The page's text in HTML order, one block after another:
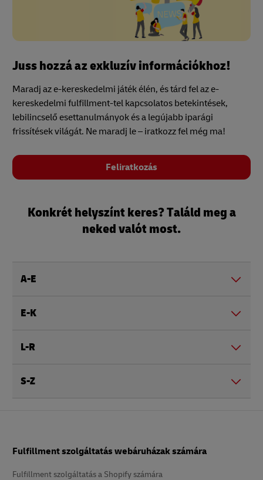
Juss hozzá az exkluzív információkhoz!
Maradj az e-kereskedelmi játék élén, és tárd fel az e-
kereskedelmi fulfillment-tel kapcsolatos betekintések,
lebilincselő esettanulmányok és a legújabb iparági
frissítések világát. Ne maradj le – iratkozz fel még ma!
Feliratkozás
Konkrét helyszínt keres? Találd meg a
neked valót most.
A-E
E-K
L-R
S-Z
Fulfillment szolgáltatás webáruházak számára
Fulfillment szolgáltatás a Shopify számára